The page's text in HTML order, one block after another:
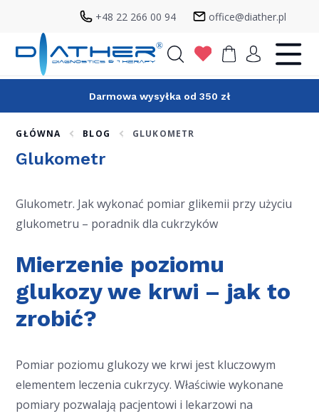
+48 22 266 00 94 office@diather.pl
Darmowa wysyłka od 350 zł
GŁÓWNA BLOG GLUKOMETR
Glukometr
Glukometr. Jak wykonać pomiar glikemii przy użyciu
glukometru – poradnik dla cukrzyków
Mierzenie poziomu
glukozy we krwi – jak to
zrobić?
Pomiar poziomu glukozy we krwi jest kluczowym
elementem leczenia cukrzycy. Właściwie wykonane
pomiary pozwalają pacjentowi i lekarzowi na